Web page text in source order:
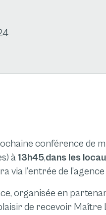
conférence de
à13h45,dans les
via l’entrée de
organisée en
de recevoir